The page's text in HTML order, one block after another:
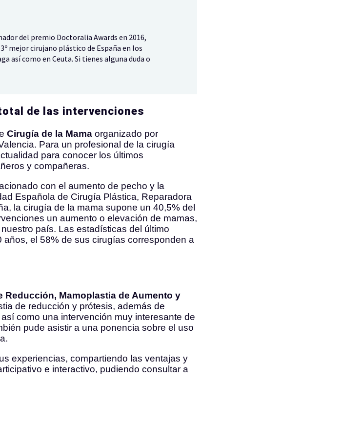
del premio Doctoralia Awards en 2016,
mejor cirujano plástico de España en los
así como en Ceuta. Si tienes alguna duda o
de las intervenciones
Cirugía de la Mama organizado por
Para un profesional de la cirugía
para conocer los últimos
y compañeras.
con el aumento de pecho y la
Española de Cirugía Plástica, Reparadora
la cirugía de la mama supone un 40,5% del
un aumento o elevación de mamas,
país. Las estadísticas del último
el 58% de sus cirugías corresponden a
Reducción, Mamoplastia de Aumento y
de reducción y prótesis, además de
como una intervención muy interesante de
pude asistir a una ponencia sobre el uso
experiencias, compartiendo las ventajas y
e interactivo, pudiendo consultar a